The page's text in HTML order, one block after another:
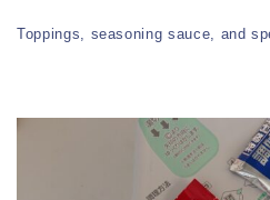
Toppings, seasoning sauce, and